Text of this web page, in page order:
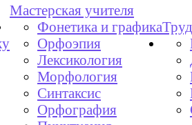
Мастерская учителя
Фонетика и графика
Орфоэпия
Лексикология
Морфология
Синтаксис
Орфография